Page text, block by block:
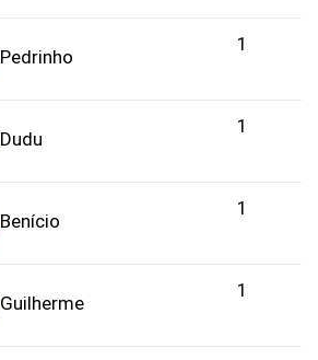
Pedrinho
1
Dudu
1
Benício
1
Guilherme
1